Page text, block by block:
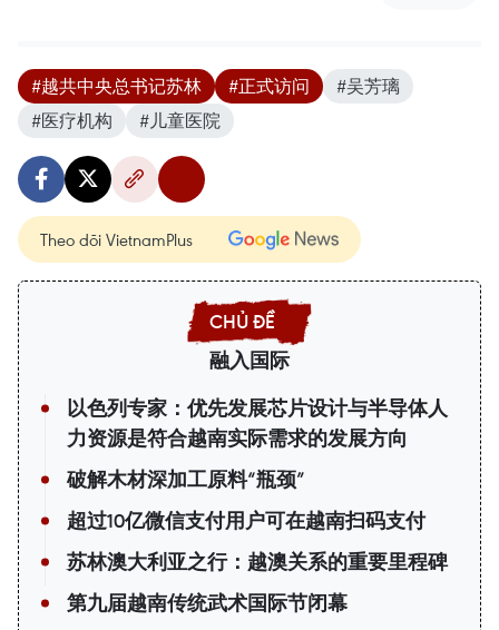
#越共中央总书记苏林 #正式访问
#吴芳璃
#医疗机构
#儿童医院
Theo dõi VietnamPlus
融入国际
以色列专家：优先发展芯片设计与半导体人
力资源是符合越南实际需求的发展方向
破解木材深加工原料“瓶颈”
超过10亿微信支付用户可在越南扫码支付
苏林澳大利亚之行：越澳关系的重要里程碑
第九届越南传统武术国际节闭幕